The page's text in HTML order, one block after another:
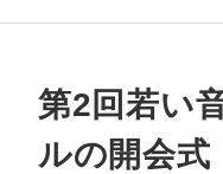
第2回若い
ルの開会式